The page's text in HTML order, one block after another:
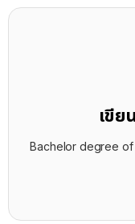
เขีย
Bachelor degree of